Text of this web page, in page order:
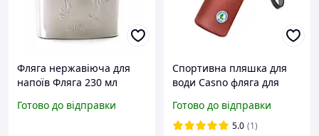
Фляга нержавіюча для
напоїв Фляга 230 мл
сталі Волк для походів і
Готово до відправки
Спортивна пляшка для
води Casno фляга для
кришкою та ремінцем
560мл червона
Готово до відправки
5.0 (1)